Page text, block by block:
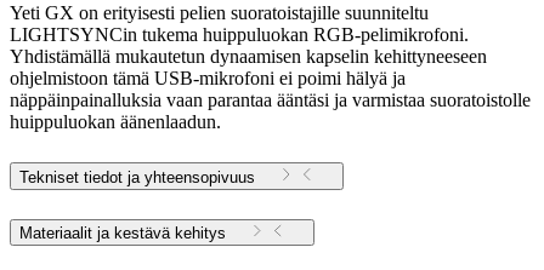
Yeti GX on erityisesti pelien suoratoistajille suunniteltu
LIGHTSYNCin tukema huippuluokan RGB-pelimikrofoni.
Yhdistämällä mukautetun dynaamisen kapselin kehittyneeseen
ohjelmistoon tämä USB-mikrofoni ei poimi hälyä ja
näppäinpainalluksia vaan parantaa ääntäsi ja varmistaa suoratoistolle
huippuluokan äänenlaadun.
Tekniset tiedot ja yhteensopivuus
Materiaalit ja kestävä kehitys